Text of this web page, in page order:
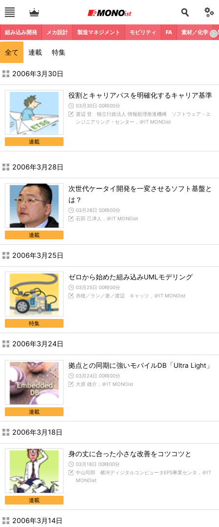
組み込み開発 メカ設計 製造マネジメント モビリティ FA 素材／化学
全て 連載 特集
2006年3月の記事一覧 - MONOist
2006年3月30日
連載
役割とキャリアパスを明確化するキャリア基準
03月30日 00時00分
渡辺 登 独立行政法人 情報処理推進機構 ソフトウェア・エ
ンジニアリング・センター，＠IT MONOist
2006年3月28日
連載
次世代ケータイ開発を一変させるソフト基盤と
は？
03月28日 00時00分
石田 己津人，＠IT MONOist
2006年3月25日
特集
ゼロから始めた組み込みUMLモデリング
03月25日 00時00分
赤穂／ラン／唐／渡辺 キャッツ，＠IT MONOist
2006年3月24日
連載
拠点との同期に強いモバイルDB「Ultra Light」
03月24日 00時00分
大原 雄介，＠IT MONOist
2006年3月18日
連載
身の丈に合った小さな改善をコツコツと
03月18日 00時00分
中山司郎 横河ディジタルコンピュータEPS事業センタ，＠IT
MONOist
2006年3月14日